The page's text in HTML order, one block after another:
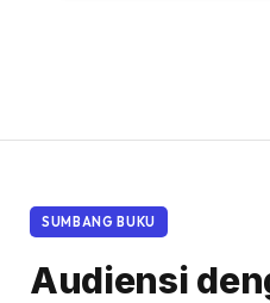
SUMBANG BUKU
Audiensi